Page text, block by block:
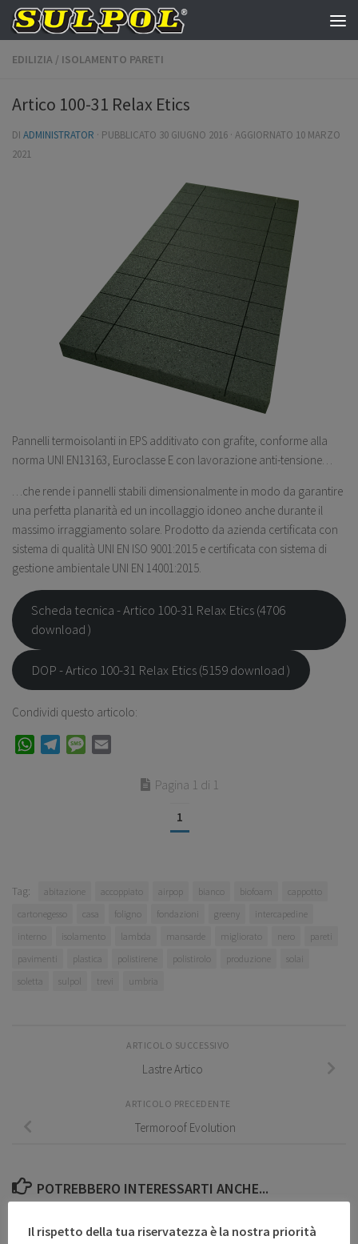
Salta al contenuto
EDILIZIA / ISOLAMENTO PARETI
Artico 100-31 Relax Etics
DI ADMINISTRATOR · PUBBLICATO 30 GIUGNO 2016 · AGGIORNATO 10 MARZO
2021
Pannelli termoisolanti in EPS additivato con grafite, conforme alla
norma UNI EN13163, Euroclasse E con lavorazione anti-tensione…
…che rende i pannelli stabili dimensionalmente in modo da garantire
una perfetta planarità ed un incollaggio idoneo anche durante il
massimo irraggiamento solare. Prodotto da azienda certificata con
sistema di qualità UNI EN ISO 9001:2015 e certificata con sistema di
gestione ambientale UNI EN 14001:2015.
Scheda tecnica - Artico 100-31 Relax Etics (4706
download )
DOP - Artico 100-31 Relax Etics (5159 download )
Condividi questo articolo:
WhatsAppTelegramMessage
Pagina 1 di 1
1
Tag: abitazione accoppiato airpop bianco biofoam
cappotto
cartonegesso
casa foligno fondazioni greeny
intercapedine
interno
isolamento lambda mansarde migliorato nero
pareti
pavimenti
plastica polistirene polistirolo produzione
solai
soletta
sulpol trevi umbria
ARTICOLO SUCCESSIVO
Lastre Artico
ARTICOLO PRECEDENTE
Termoroof Evolution
POTREBBERO INTERESSARTI ANCHE...
Il rispetto della tua riservatezza è la nostra priorità